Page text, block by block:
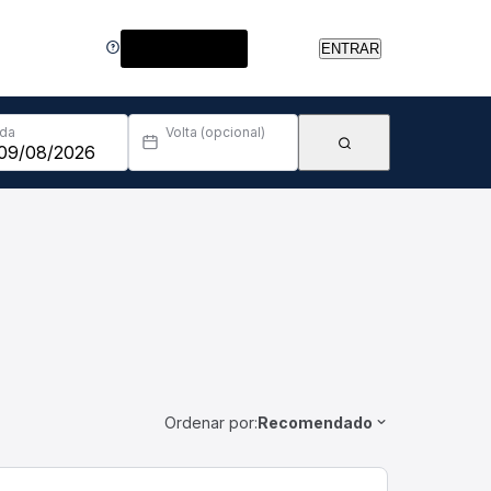
ENTRAR
Volta (opcional)
Ordenar por:Recomendado